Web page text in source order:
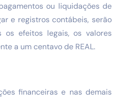
ou liquidações de
e registros contábeis, serão
os efeitos legais, os valores
a um centavo de REAL.
financeiras e nas demais